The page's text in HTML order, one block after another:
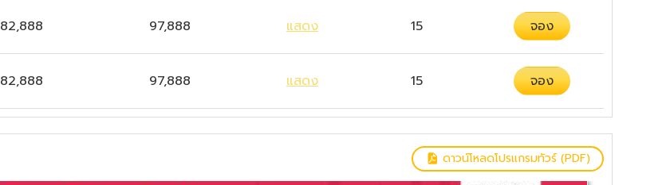
82,888 97,888 แสดง 15 จอง
82,888 97,888 แสดง 15 จอง
ดาวน์โหลดโปรแกรมทัวร์ (PDF)